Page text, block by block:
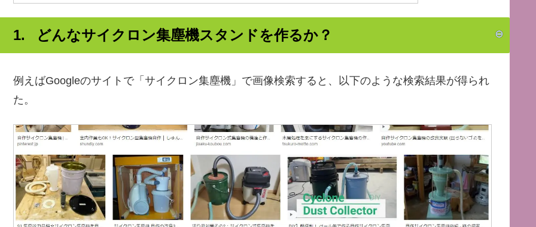
どんなサイクロン集塵機スタンドを作るか？
例えばGoogleのサイトで「サイクロン集塵機」で画像検索すると、以下のような検索結果が得られ
た。